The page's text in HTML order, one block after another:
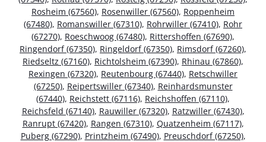
Rosheim (67560), Rosenwiller (67560), Roppenheim
(67480), Romanswiller (67310), Rohrwiller (67410), Rohr
(67270), Roeschwoog (67480), Rittershoffen (67690),
Ringendorf (67350), Ringeldorf (67350), Rimsdorf (67260),
Riedseltz (67160), Richtolsheim (67390), Rhinau (67860),
Rexingen (67320), Reutenbourg (67440), Retschwiller
(67250), Reipertswiller (67340), Reinhardsmunster
(67440), Reichstett (67116), Reichshoffen (67110),
Reichsfeld (67140), Rauwiller (67320), Ratzwiller (67430),
Ranrupt (67420), Rangen (67310), Quatzenheim (67117),
Puberg (67290), Printzheim (67490), Preuschdorf (67250),